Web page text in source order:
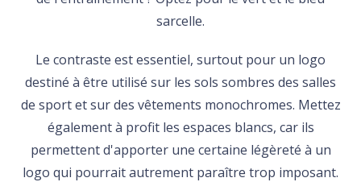
sarcelle.
Le contraste est essentiel, surtout pour un logo
destiné à être utilisé sur les sols sombres des salles
de sport et sur des vêtements monochromes. Mettez
également à profit les espaces blancs, car ils
permettent d'apporter une certaine légèreté à un
logo qui pourrait autrement paraître trop imposant.